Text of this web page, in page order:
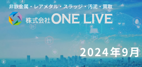
非鉄金属・レアメタル・スラッジ・汚泥・買取
2024年9月